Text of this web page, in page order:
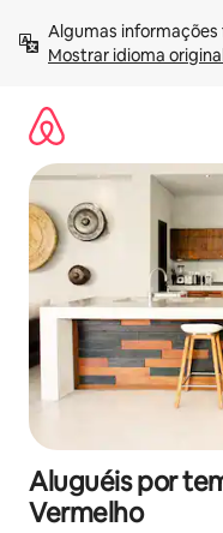
para
Mostrar idioma
Aluguéis por
Vermelho